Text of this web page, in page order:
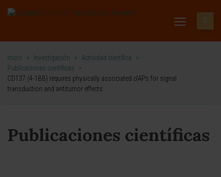
Inicio > Investigación > Actividad científica
>
Publicaciones científicas
>
CD137 (4-1BB) requires physically associated cIAPs for signal
transduction and antitumor effects
Publicaciones científicas